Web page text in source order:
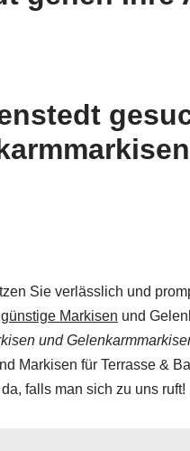
Sie verlässlich und
Markisen und
und
Markisen für Terrasse &
falls man sich zu uns ruft!